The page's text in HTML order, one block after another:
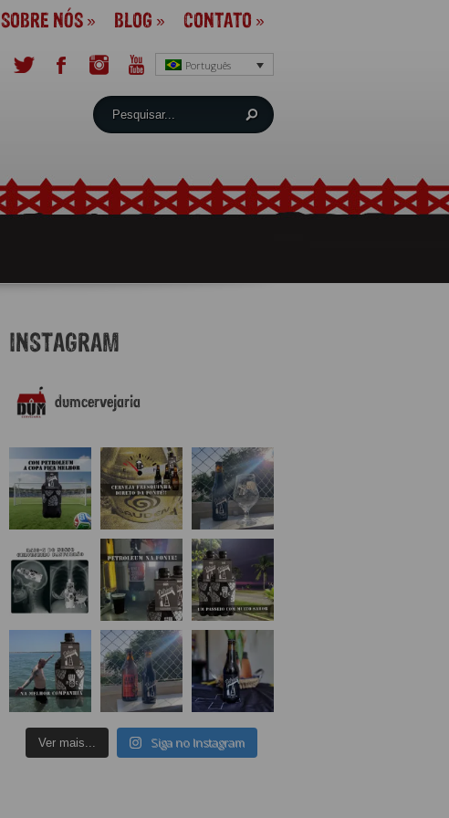
Português
SOBRE NÓS » BLOG » CONTATO »
INSTAGRAM
dumcervejaria
Ver mais... Siga no Instagram